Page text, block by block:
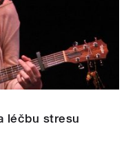
léčbu stresu